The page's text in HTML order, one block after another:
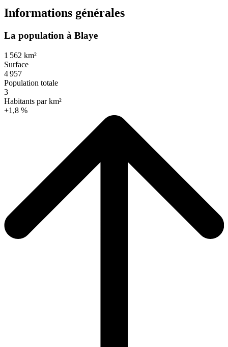
Informations générales
La population à Blaye
1 562 km²
Surface
4 957
Population totale
3
Habitants par km²
+1,8 %